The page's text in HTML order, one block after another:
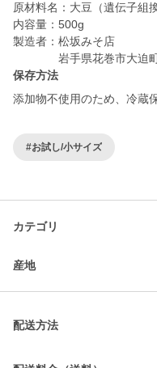
原材料名：大豆（遺伝子組
内容量：500g
製造者：松坂みそ店
岩手県花巻市大迫町
保存方法
添加物不使用のため、冷蔵
#お試し/小サイズ
カテゴリ
産地
配送方法